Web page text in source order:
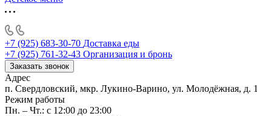
+7 (925) 683-30-70 Доставка еды
+7 (925) 761-32-43 Организация и бронь
Заказать звонок
Адрес
п. Свердловский, мкр. Лукино-Варино, ул. Молодёжная, д. 1
Режим работы
Пн. – Чт.: с 12:00 до 23:00